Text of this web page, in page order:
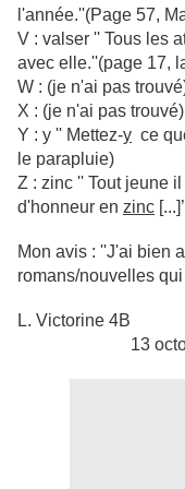
l'année.''(Page 57,
V : valser '' Tous les
avec elle.''(page 17,
W : (je n'ai pas
X : (je n'ai pas trouvé)
Y : y '' Mettez-y ce
le parapluie)
Z : zinc '' Tout jeune
d'honneur en zinc
Mon avis : ''J'ai bien
romans/nouvelles
L.
13 octobre